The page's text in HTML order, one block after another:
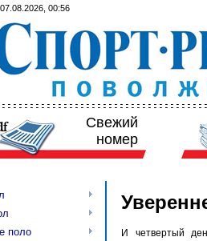
00:56
Свежий
номер
поло
И четвертый